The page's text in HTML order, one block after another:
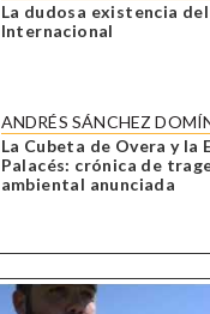
La dudosa existencia
Internacional
ANDRÉS SÁNCHEZ
La Cubeta de Overa y la
Palacés: crónica de
ambiental anunciada